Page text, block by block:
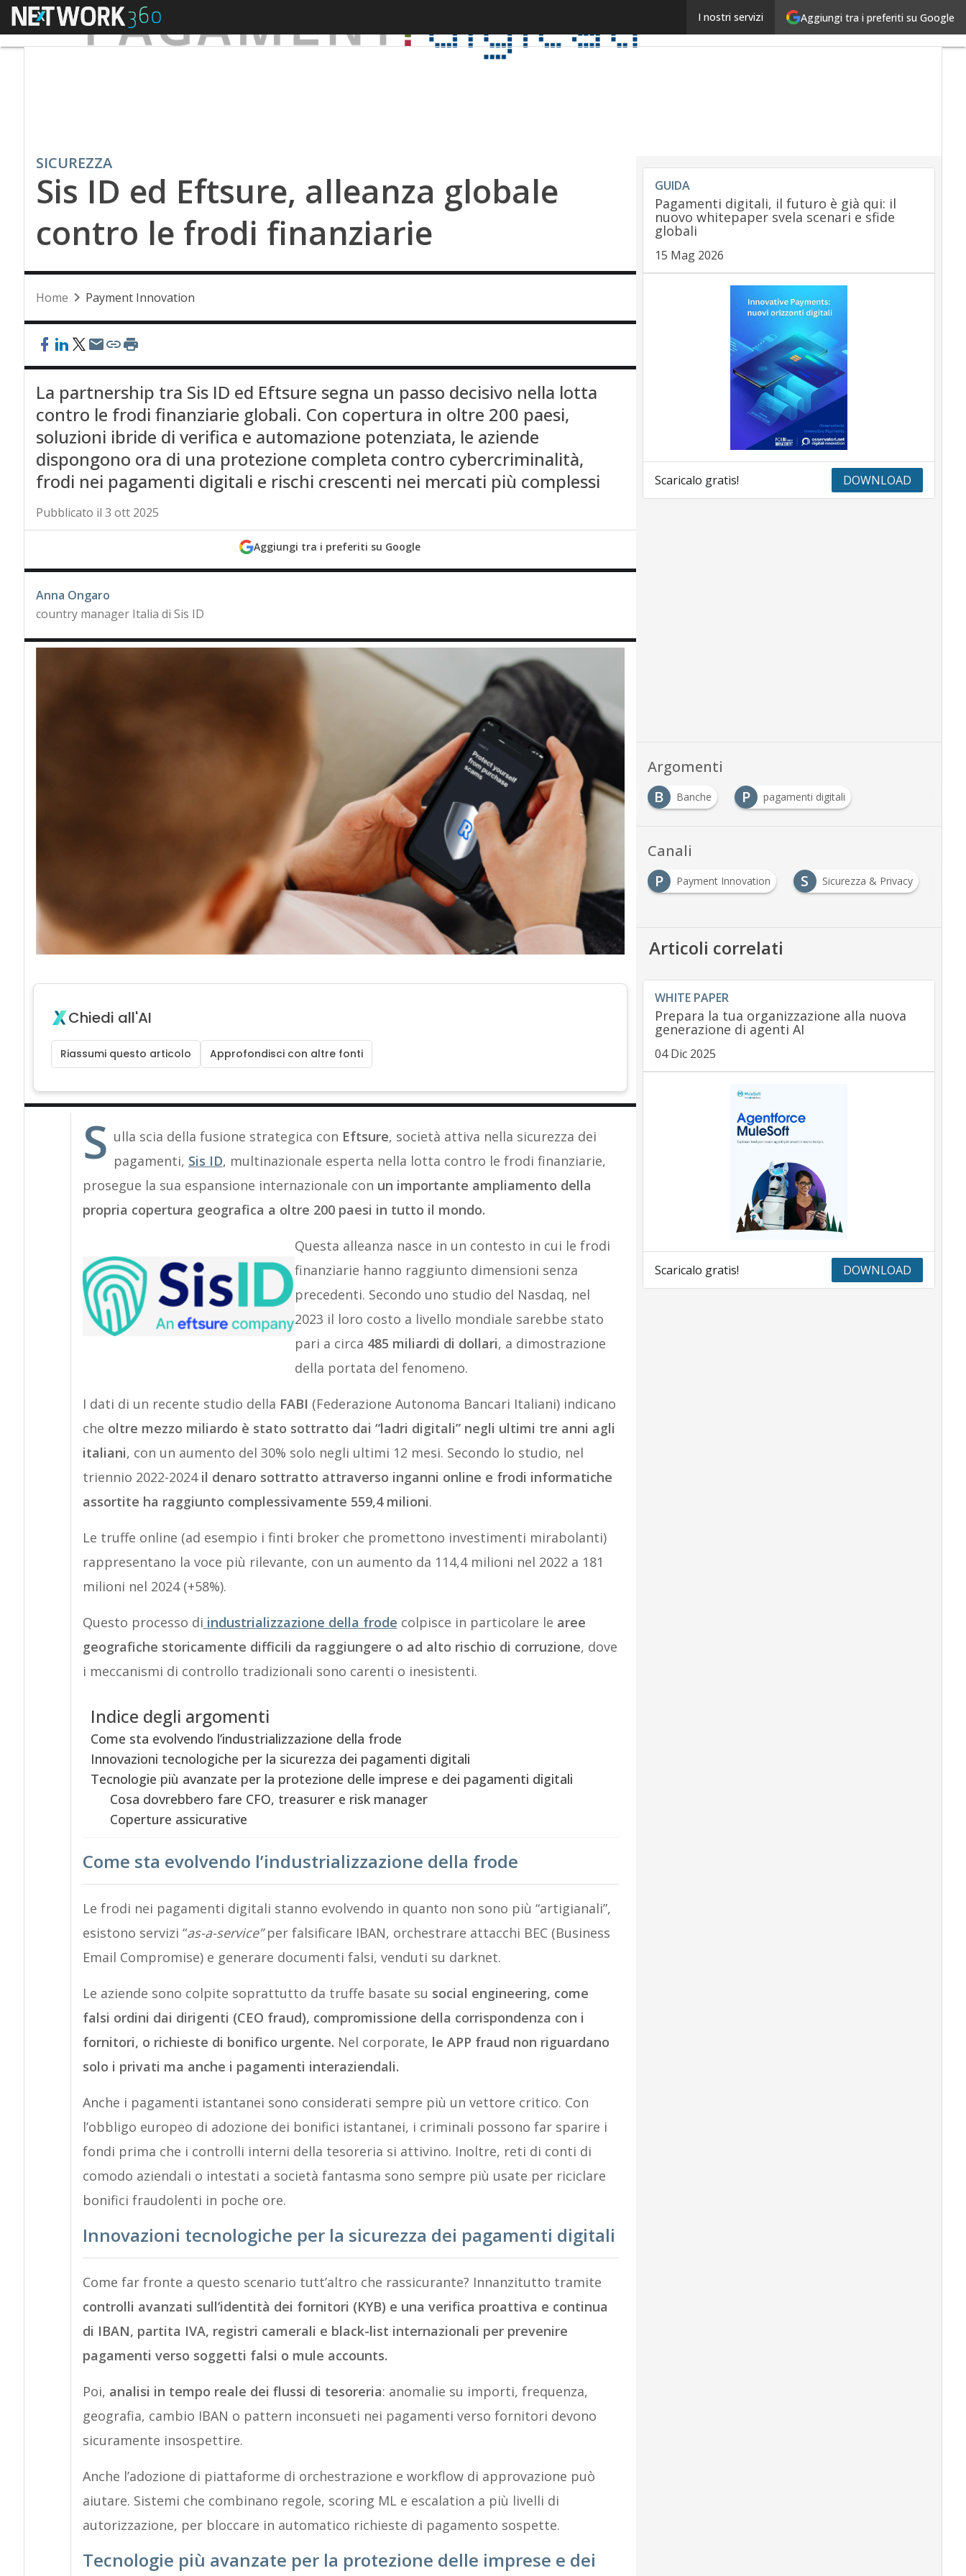
Aggiungi tra i preferiti su Google
I nostri servizi
Menu Sis ID ed Eftsure, alleanza globale contro le frodi
SICUREZZA
Sis ID ed Eftsure, alleanza globale
contro le frodi finanziarie
Home Payment Innovation
La partnership tra Sis ID ed Eftsure segna un passo decisivo nella lotta
contro le frodi finanziarie globali. Con copertura in oltre 200 paesi,
soluzioni ibride di verifica e automazione potenziata, le aziende
dispongono ora di una protezione completa contro cybercriminalità,
frodi nei pagamenti digitali e rischi crescenti nei mercati più complessi
Pubblicato il 3 ott 2025
Aggiungi tra i preferiti su Google
Anna Ongaro
country manager Italia di Sis ID
Chiedi all'AI
Riassumi questo articolo Approfondisci con altre fonti
S ulla scia della fusione strategica con Eftsure, società attiva nella sicurezza dei
pagamenti, Sis ID, multinazionale esperta nella lotta contro le frodi finanziarie,
prosegue la sua espansione internazionale con un importante ampliamento della
propria copertura geografica a oltre 200 paesi in tutto il mondo.
​​Questa alleanza nasce in un contesto in cui le frodi
finanziarie hanno raggiunto dimensioni senza
precedenti. Secondo uno studio del Nasdaq, nel
2023 il loro costo a livello mondiale sarebbe stato
pari a circa 485 miliardi di dollari, a dimostrazione
della portata del fenomeno.
I dati di un recente studio della FABI (Federazione Autonoma Bancari Italiani) indicano
che oltre mezzo miliardo è stato sottratto dai “ladri digitali” negli ultimi tre anni agli
italiani, con un aumento del 30% solo negli ultimi 12 mesi. Secondo lo studio, nel
triennio 2022-2024 il denaro sottratto attraverso inganni online e frodi informatiche
assortite ha raggiunto complessivamente 559,4 milioni.
Le truffe online (ad esempio i finti broker che promettono investimenti mirabolanti)
rappresentano la voce più rilevante, con un aumento da 114,4 milioni nel 2022 a 181
milioni nel 2024 (+58%).
Questo processo di industrializzazione della frode colpisce in particolare le aree
geografiche storicamente difficili da raggiungere o ad alto rischio di corruzione, dove
i meccanismi di controllo tradizionali sono carenti o inesistenti.
Indice degli argomenti
Come sta evolvendo l’industrializzazione della frode
Innovazioni tecnologiche per la sicurezza dei pagamenti digitali
Tecnologie più avanzate per la protezione delle imprese e dei pagamenti digitali
Cosa dovrebbero fare CFO, treasurer e risk manager
Coperture assicurative
Come sta evolvendo l’industrializzazione della frode
Le frodi nei pagamenti digitali stanno evolvendo in quanto non sono più “artigianali”,
esistono servizi “as-a-service”per falsificare IBAN, orchestrare attacchi BEC (Business
Email Compromise) e generare documenti falsi, venduti su darknet.
Le aziende sono colpite soprattutto da truffe basate su social engineering, come
falsi ordini dai dirigenti (CEO fraud), compromissione della corrispondenza con i
fornitori, o richieste di bonifico urgente. Nel corporate, le APP fraud non riguardano
solo i privati ma anche i pagamenti interaziendali.
Anche i pagamenti istantanei sono considerati sempre più un vettore critico. Con
l’obbligo europeo di adozione dei bonifici istantanei, i criminali possono far sparire i
fondi prima che i controlli interni della tesoreria si attivino. Inoltre, reti di conti di
comodo aziendali o intestati a società fantasma sono sempre più usate per riciclare
bonifici fraudolenti in poche ore.
Innovazioni tecnologiche per la sicurezza dei pagamenti digitali
Come far fronte a questo scenario tutt’altro che rassicurante? Innanzitutto tramite
controlli avanzati sull’identità dei fornitori (KYB) e una verifica proattiva e continua
di IBAN, partita IVA, registri camerali e black-list internazionali per prevenire
pagamenti verso soggetti falsi o mule accounts.
Poi, analisi in tempo reale dei flussi di tesoreria: anomalie su importi, frequenza,
geografia, cambio IBAN o pattern inconsueti nei pagamenti verso fornitori devono
sicuramente insospettire.
Anche l’adozione di piattaforme di orchestrazione e workflow di approvazione può
aiutare. Sistemi che combinano regole, scoring ML e escalation a più livelli di
autorizzazione, per bloccare in automatico richieste di pagamento sospette.
Tecnologie più avanzate per la protezione delle imprese e dei
GUIDA
Pagamenti digitali, il futuro è già qui: il
nuovo whitepaper svela scenari e sfide
globali
15 Mag 2026
Scaricalo gratis! DOWNLOAD
Argomenti
B
Banche P pagamenti digitali
Canali
P
Payment Innovation S Sicurezza & Privacy
Articoli correlati
WHITE PAPER
Prepara la tua organizzazione alla nuova
generazione di agenti AI
04 Dic 2025
Scaricalo gratis! DOWNLOAD